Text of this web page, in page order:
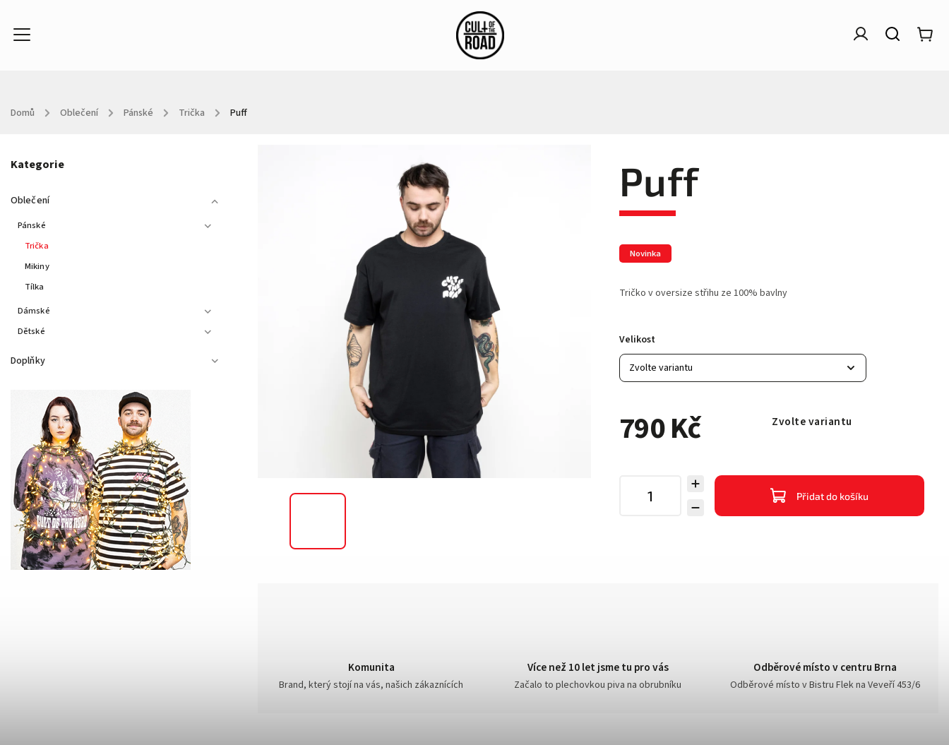
Domů / Oblečení / Pánské / Trička / Puff
Kategorie
Oblečení
Pánské
Trička
Mikiny
Tílka
Dámské
Dětské
Doplňky
Puff
Tričko v oversize střihu ze 100% bavlny
Novinka
Velikost
790 Kč Zvolte variantu
Přidat do košíku
Komunita
Brand, který stojí na vás, našich zákaznících
Více než 10 let jsme tu pro vás
Začalo to plechovkou piva na obrubníku
Odběrové místo v centru Brna
Odběrové místo v Bistru Flek na Veveří 453/6